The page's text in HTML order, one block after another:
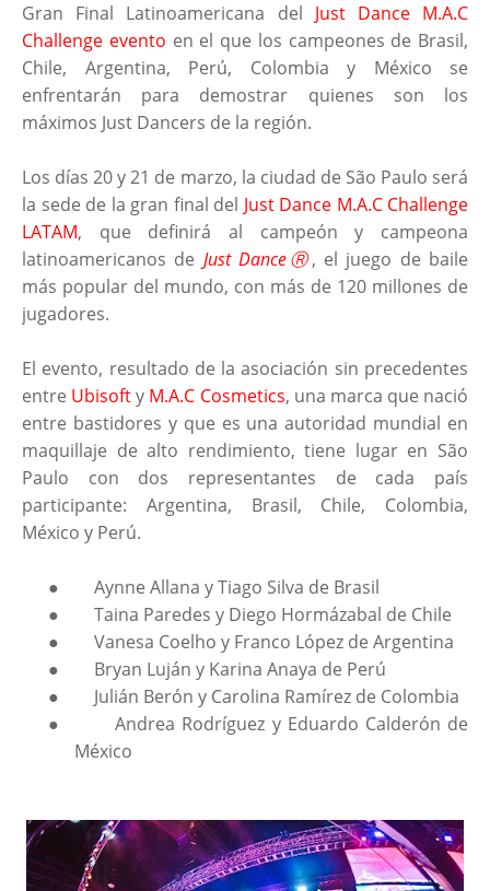
Gran Final Latinoamericana del Just Dance M.A.C
Challenge evento en el que los campeones de Brasil,
Chile, Argentina, Perú, Colombia y México se
enfrentarán para demostrar quienes son los
máximos Just Dancers de la región.
Los días 20 y 21 de marzo, la ciudad de São Paulo será
la sede de la gran final del Just Dance M.A.C Challenge
LATAM, que definirá al campeón y campeona
latinoamericanos de Just DanceⓇ, el juego de baile
más popular del mundo, con más de 120 millones de
jugadores.
El evento, resultado de la asociación sin precedentes
entre Ubisofty M.A.C Cosmetics, una marca que nació
entre bastidores y que es una autoridad mundial en
maquillaje de alto rendimiento, tiene lugar en São
Paulo con dos representantes de cada país
participante: Argentina, Brasil, Chile, Colombia,
México y Perú.
●
Aynne Allana y Tiago Silva de Brasil
●
Taina Paredes y Diego Hormázabal de Chile
●
Vanesa Coelho y Franco López de Argentina
●
Bryan Luján y Karina Anaya de Perú
●
Julián Berón y Carolina Ramírez de Colombia
●
Andrea Rodríguez y Eduardo Calderón de
México